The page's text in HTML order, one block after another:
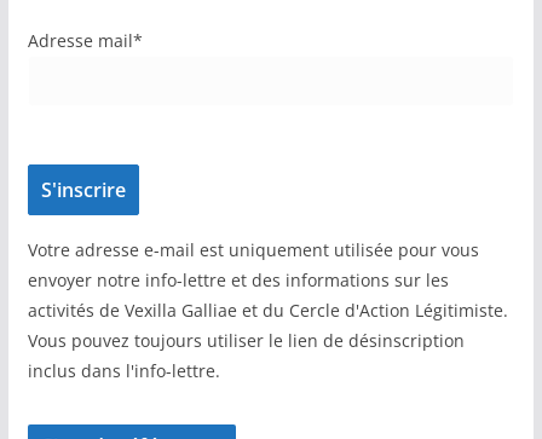
Adresse mail*
Votre adresse e-mail est uniquement utilisée pour vous
envoyer notre info-lettre et des informations sur les
activités de Vexilla Galliae et du Cercle d'Action Légitimiste.
Vous pouvez toujours utiliser le lien de désinscription
inclus dans l'info-lettre.